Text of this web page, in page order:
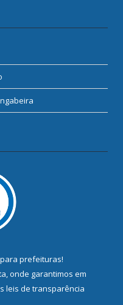
prefeituras!
onde garantimos em
leis de transparência